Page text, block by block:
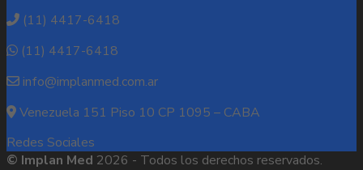
(11) 4417-6418
(11) 4417-6418
info@implanmed.com.ar
Venezuela 151 Piso 10 CP 1095 – CABA
Redes Sociales
© Implan Med 2026 - Todos los derechos reservados.